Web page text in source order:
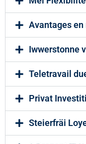
Avantages
Iwwerstonne
Teletravail
Privat
Steierfräi